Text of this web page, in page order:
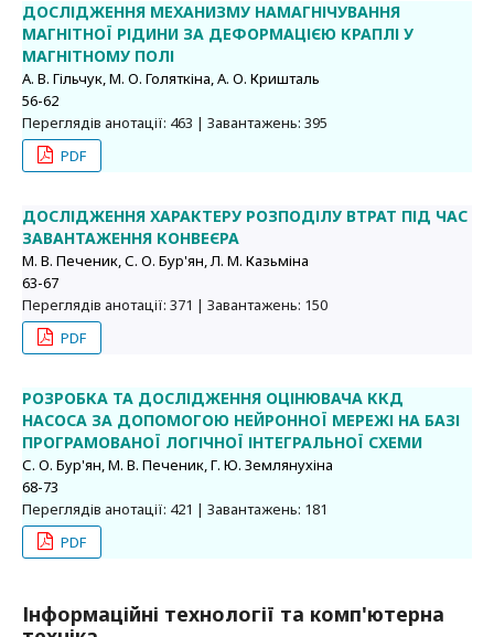
ДОСЛІДЖЕННЯ МЕХАНИЗМУ НАМАГНІЧУВАННЯ
МАГНІТНОЇ РІДИНИ ЗА ДЕФОРМАЦІЄЮ КРАПЛІ У
МАГНІТНОМУ ПОЛІ
А. В. Гільчук, М. О. Голяткіна, А. О. Кришталь
56-62
Переглядів анотації: 463 | Завантажень: 395
PDF
ДОСЛІДЖЕННЯ ХАРАКТЕРУ РОЗПОДІЛУ ВТРАТ ПІД ЧАС
ЗАВАНТАЖЕННЯ КОНВЕЄРА
М. В. Печеник, С. О. Бур'ян, Л. М. Казьміна
63-67
Переглядів анотації: 371 | Завантажень: 150
PDF
РОЗРОБКА ТА ДОСЛІДЖЕННЯ ОЦІНЮВАЧА ККД
НАСОСА ЗА ДОПОМОГОЮ НЕЙРОННОЇ МЕРЕЖІ НА БАЗІ
ПРОГРАМОВАНОЇ ЛОГІЧНОЇ ІНТЕГРАЛЬНОЇ СХЕМИ
С. О. Бур'ян, М. В. Печеник, Г. Ю. Землянухіна
68-73
Переглядів анотації: 421 | Завантажень: 181
PDF
Інформаційні технології та комп'ютерна